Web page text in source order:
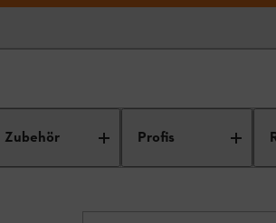
Zubehör Profis